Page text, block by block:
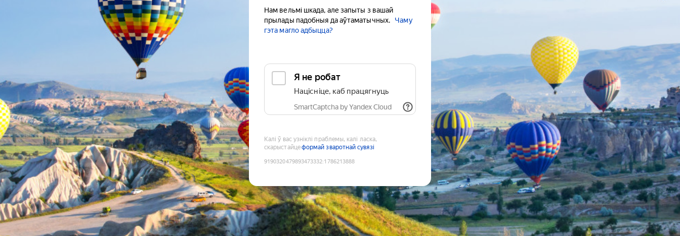
Нам вельмі шкада, але запыты з вашай
прылады падобныя да аўтаматычных.
Чаму
гэта магло адбыцца?
Я не робат
Націсніце, каб працягнуць
SmartCaptcha by Yandex Cloud
Калі ў вас узніклі праблемы, калі ласка,
скарыстайцеформай зваротнай сувязі
9190320479893473332:1786213888